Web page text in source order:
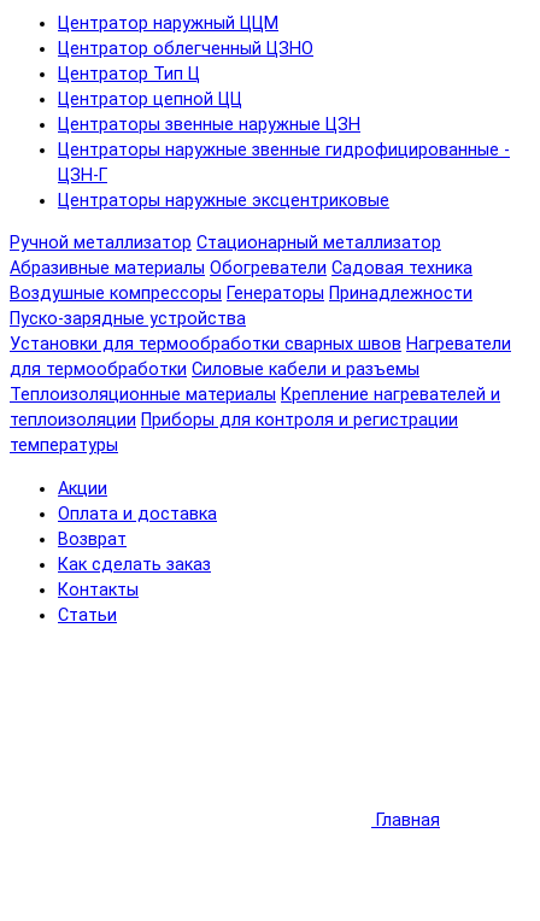
Центратор наружный ЦЦМ
Центратор облегченный ЦЗНО
Центратор Тип Ц
Центратор цепной ЦЦ
Центраторы звенные наружные ЦЗН
Центраторы наружные звенные гидрофицированные -
ЦЗН-Г
Центраторы наружные эксцентриковые
Ручной металлизатор Стационарный металлизатор
Абразивные материалы Обогреватели Садовая техника
Воздушные компрессоры Генераторы Принадлежности
Пуско-зарядные устройства
Установки для термообработки сварных швов Нагреватели
для термообработки Силовые кабели и разъемы
Теплоизоляционные материалы Крепление нагревателей и
теплоизоляции Приборы для контроля и регистрации
температуры
Акции
Оплата и доставка
Возврат
Как сделать заказ
Контакты
Статьи
Главная